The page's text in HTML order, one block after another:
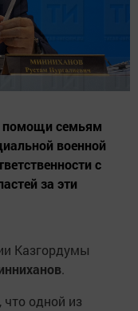
помощи семьям
военной
с
за эти
Казгордумы
.
что одной из